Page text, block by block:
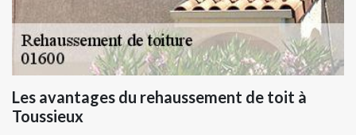
Les avantages du rehaussement de toit à
Toussieux